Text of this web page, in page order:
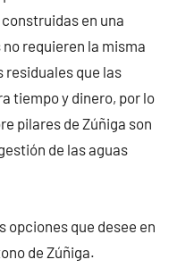
en una
requieren la misma
residuales que las
tiempo y dinero, por lo
pilares de Zúñiga son
de las aguas
opciones que desee en
de Zúñiga.